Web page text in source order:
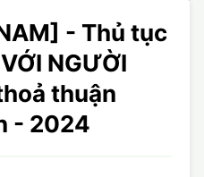
- Thủ tục
NGƯỜI
thuận
- 2024